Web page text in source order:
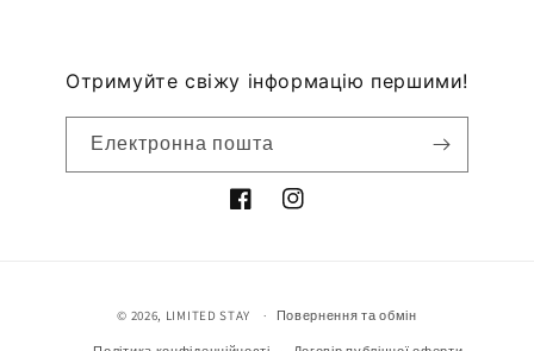
Отримуйте свіжу інформацію першими!
Електронна пошта
оплати
© 2026, LIMITED STAY Повернення та обмін